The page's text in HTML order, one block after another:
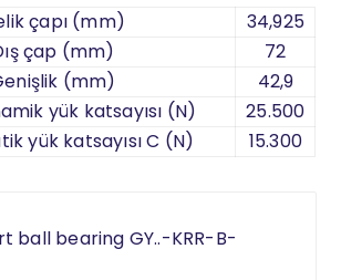
çapı (mm)
34,925
çap (mm)
72
(mm)
42,9
yük katsayısı (N)
25.500
yük katsayısı C (N)
15.300
ball bearing GY..-KRR-B-